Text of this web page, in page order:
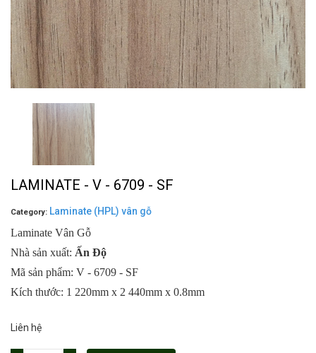
LAMINATE - V - 6709 - SF
Category: Laminate (HPL) vân gỗ
Laminate Vân Gỗ
Nhà sản xuất: Ấn Độ
Mã sản phẩm: V - 6709 - SF
Kích thước: 1 220mm x 2 440mm x 0.8mm
Liên hệ